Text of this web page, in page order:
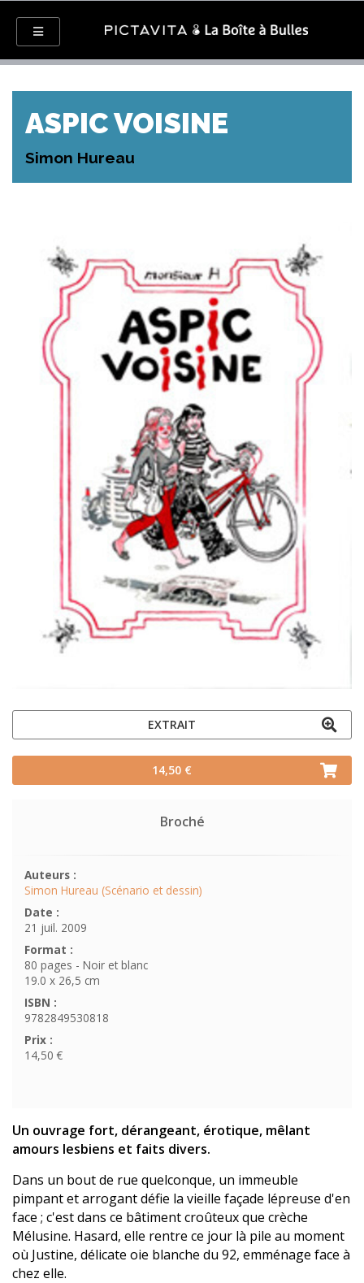
ASPIC VOISINE
Simon Hureau
EXTRAIT
14,50 €
Broché
Auteurs :
Simon Hureau (Scénario et dessin)
Date :
21 juil. 2009
Format :
80 pages - Noir et blanc
19.0 x 26,5 cm
ISBN :
9782849530818
Prix :
14,50 €
Un ouvrage fort, dérangeant, érotique, mêlant
amours lesbiens et faits divers.
Dans un bout de rue quelconque, un immeuble
pimpant et arrogant défie la vieille façade lépreuse d'en
face ; c'est dans ce bâtiment croûteux que crèche
Mélusine. Hasard, elle rentre ce jour là pile au moment
où Justine, délicate oie blanche du 92, emménage face à
chez elle.